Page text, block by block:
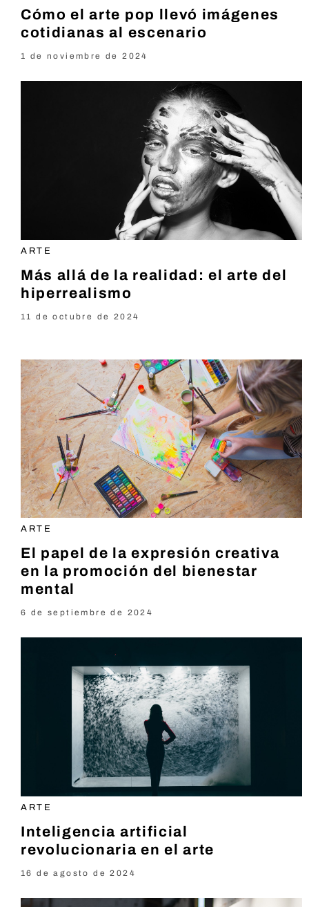
Cómo el arte pop llevó imágenes
cotidianas al escenario
1 de noviembre de 2024
ARTE
Más allá de la realidad: el arte del
hiperrealismo
11 de octubre de 2024
ARTE
El papel de la expresión creativa
en la promoción del bienestar
mental
6 de septiembre de 2024
ARTE
Inteligencia artificial
revolucionaria en el arte
16 de agosto de 2024